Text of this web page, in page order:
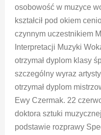
osobowość w muzyce
kształcił pod okiem
czynnym uczestnikiem
Interpretacji Muzyki
otrzymał dyplom klasy
szczególny wyraz
otrzymał dyplom
Ewy Czermak. 22
doktora sztuki
podstawie rozprawy